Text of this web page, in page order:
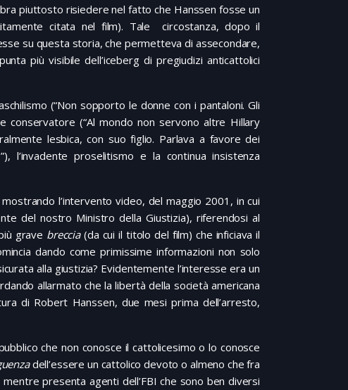
piuttosto risiedere nel fatto che Hanssen fosse un
citata nel film). Tale circostanza, dopo il
su questa storia, che permetteva di assecondare,
più visibile dell’iceberg di pregiudizi anticattolici
(“Non sopporto le donne con i pantaloni. Gli
conservatore (“Al mondo non servono altre Hillary
lesbica, con suo figlio. Parlava a favore dei
proselitismo e la continua insistenza
l’intervento video, del maggio 2001, in cui
del nostro Ministro della Giustizia), riferendosi al
grave breccia(da cui il titolo del film) che inficiava il
dando come primissime informazioni non solo
alla giustizia? Evidentemente l’interesse era un
allarmato che la libertà della società americana
di Robert Hanssen, due mesi prima dell’arresto,
che non conosce il cattolicesimo o lo conosce
dell’essere un cattolico devoto o almeno che fra
presenta agenti dell’FBI che sono ben diversi